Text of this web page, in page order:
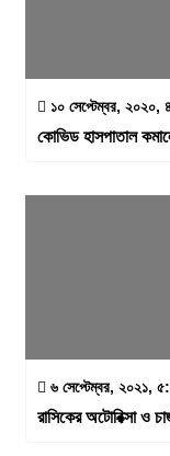
১০ সেপ্টেম্বর, ২০২০,
কোভিড হাসপাতাল
৬ সেপ্টেম্বর, ২০২১,
রাসিকের অটোরিক্সা ও